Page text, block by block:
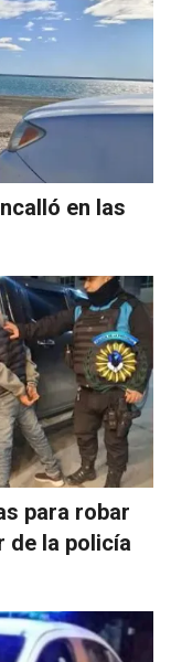
en las
para robar
de la policía